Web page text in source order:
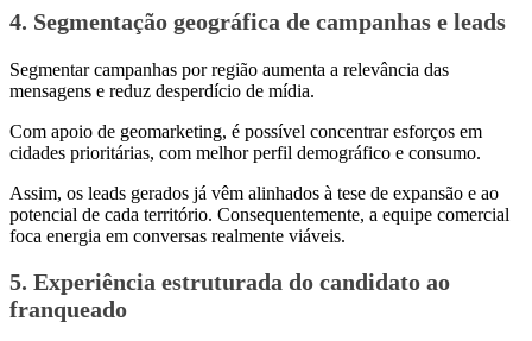
4. Segmentação geográfica de campanhas e leads
Segmentar campanhas por região aumenta a relevância das
mensagens e reduz desperdício de mídia.
Com apoio de geomarketing, é possível concentrar esforços em
cidades prioritárias, com melhor perfil demográfico e consumo.
Assim, os leads gerados já vêm alinhados à tese de expansão e ao
potencial de cada território. Consequentemente, a equipe comercial
foca energia em conversas realmente viáveis.
5. Experiência estruturada do candidato ao
franqueado